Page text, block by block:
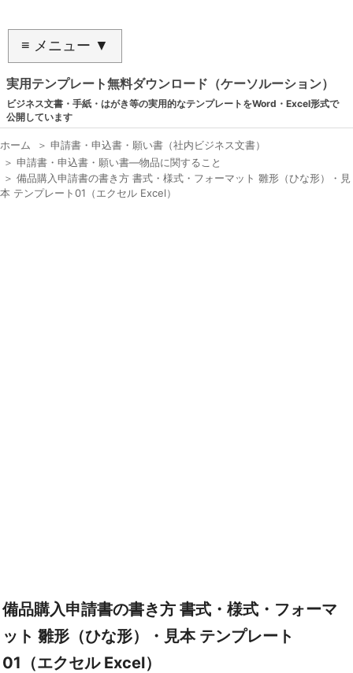
≡ メニュー ▼
実用テンプレート無料ダウンロード（ケーソルーション）
ビジネス文書・手紙・はがき等の実用的なテンプレートをWord・Excel形式で
公開しています
ホーム ＞ 申請書・申込書・願い書（社内ビジネス文書）
＞ 申請書・申込書・願い書―物品に関すること
＞ 備品購入申請書の書き方 書式・様式・フォーマット 雛形（ひな形）・見
本 テンプレート01（エクセル Excel）
備品購入申請書の書き方 書式・様式・フォーマ
ット 雛形（ひな形）・見本 テンプレート
01（エクセル Excel）